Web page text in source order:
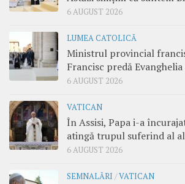
6 AUGUST 2026
LUMEA CATOLICĂ
Ministrul provincial
Francisc predă
6 AUGUST 2026
VATICAN
În Assisi, Papa i-a
atingă trupul suferind al
6 AUGUST 2026
SEMNALĂRI /VATICAN